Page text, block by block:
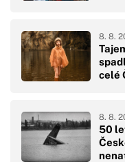
celé
8. 8.
50
8. 8.